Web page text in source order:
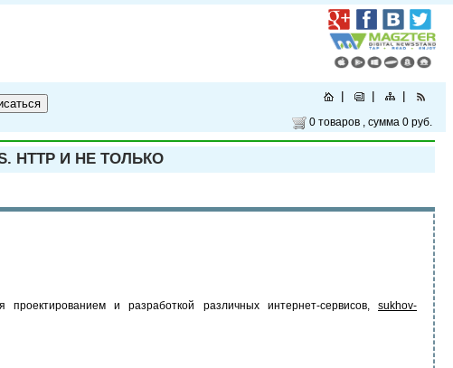
0 товаров , сумма 0 руб.
HTTP И НЕ ТОЛЬКО
и разработкой различных интернет-сервисов,sukhov-